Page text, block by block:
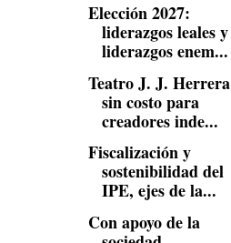
Elección 2027:
liderazgos leales y
liderazgos enem...
Teatro J. J. Herrera
sin costo para
creadores inde...
Fiscalización y
sostenibilidad del
IPE, ejes de la...
Con apoyo de la